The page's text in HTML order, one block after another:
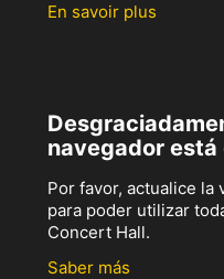
En savoir plus
navegador
Por favor, actualice la
para poder utilizar
Concert Hall.
Saber más